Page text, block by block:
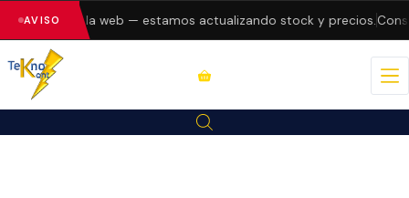
AVISO
errores en la web — estamos actualizando stock y precios.